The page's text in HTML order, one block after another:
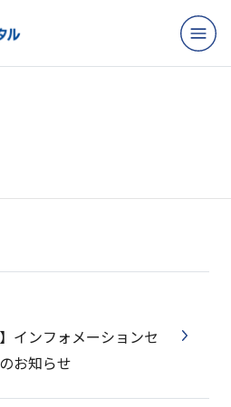
インフォメーションセ
お知らせ